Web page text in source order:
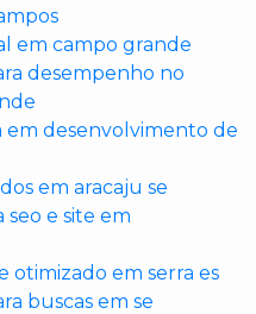
em campo grande
desempenho no
em desenvolvimento de
em aracaju se
e site em
otimizado em serra es
buscas em se